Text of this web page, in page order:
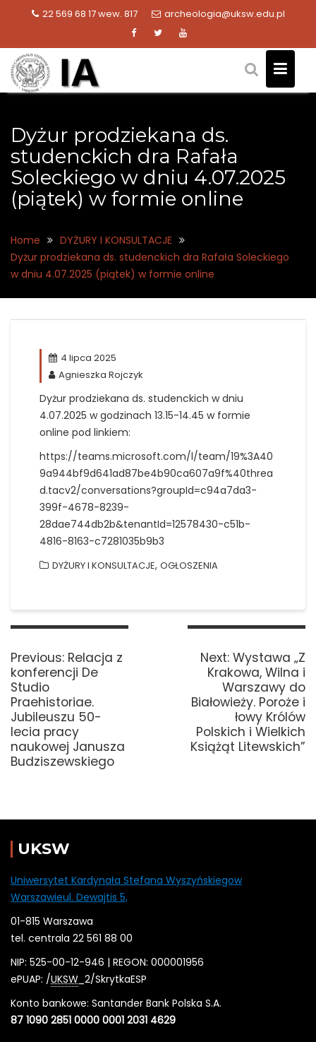
22 569 68 17 wew. 817 archeologia@uksw.edu.pl
Dyżur prodziekana ds.
studenckich dra Rafała
Soleckiego w dniu 4.07.2025
(piątek) w formie online
Home
DYŻURY I KONSULTACJE
Dyżur prodziekana ds. studenckich dra Rafała Soleckiego
w dniu 4.07.2025 (piątek) w formie online
4 lipca 2025
Agnieszka Rojczyk
Dyżur prodziekana ds. studenckich w dniu
4.07.2025 w godzinach 13.15-14.45 w formie
online pod linkiem:
https://teams.microsoft.com/l/team/19%3A40
9a944bf9d641ad87be4b90ca607a9f%40threa
d.tacv2/conversations?groupId=c94a7da3-
399f-4678-8239-
28dae744db2b&tenantId=12578430-c51b-
4816-8163-c7281035b9b3
DYŻURY I KONSULTACJE, OGŁOSZENIA
Nawigacja
Previous: Previous
post:
Relacja z
konferencji De
Studio
Praehistoriae.
Jubileuszu 50-
lecia pracy
naukowej Janusza
Budziszewskiego
Next: Next
post:
Wystawa „Z
Krakowa, Wilna i
Warszawy do
Białowieży. Poroże i
łowy Królów
Polskich i Wielkich
Książąt Litewskich”
UKSW
Uniwersytet Kardynała Stefana Wyszyńskiegow
Warszawieul. Dewajtis 5,
01-815 Warszawa
tel. centrala 22 561 88 00
NIP: 525-00-12-946 | REGON: 000001956
ePUAP: /UKSW _2/SkrytkaESP
Konto bankowe: Santander Bank Polska S.A.
87 1090 2851 0000 0001 2031 4629